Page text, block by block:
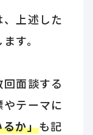
上述した
す。
面談する
テーマに
るか」も記